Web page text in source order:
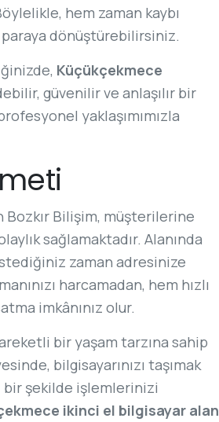
hem zaman kaybı
paraya dönüştürebilirsiniz.
Küçükçekmece
güvenilir ve anlaşılır bir
yaklaşımımızla
Bozkır Bilişim, müşterilerine
sağlamaktadır. Alanında
zaman adresinize
harcamadan, hem hızlı
imkânınız olur.
bir yaşam tarzına sahip
bilgisayarınızı taşımak
bir şekilde işlemlerinizi
ikinci el bilgisayar alan